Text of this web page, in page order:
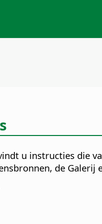
u instructies die
de Galerij